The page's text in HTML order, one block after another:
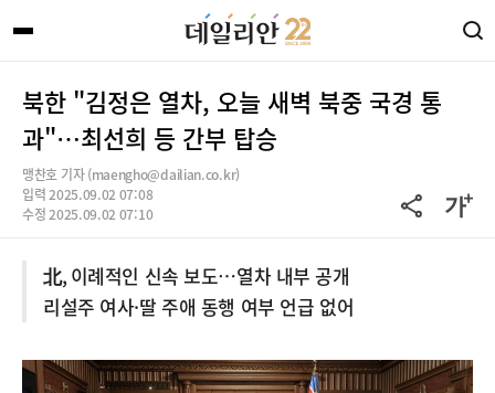
북한 "김정은 열차, 오늘 새벽 북중 국경 통
과"…최선희 등 간부 탑승
맹찬호 기자 (maengho@dailian.co.kr)
입력 2025.09.02 07:08
수정 2025.09.02 07:10
北, 이례적인 신속 보도…열차 내부 공개
리설주 여사·딸 주애 동행 여부 언급 없어